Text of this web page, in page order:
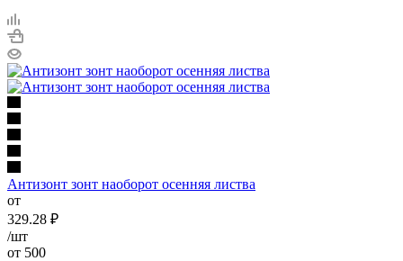
Антизонт зонт наоборот осенняя листва
от
329.28 ₽
/шт
от 500